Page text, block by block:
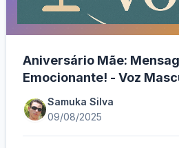
Aniversário Mãe:
Emocionante! - Voz
Samuka Silva
09/08/2025